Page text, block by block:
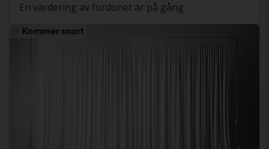
En värdering av fordonet är på gång
Kommer snart